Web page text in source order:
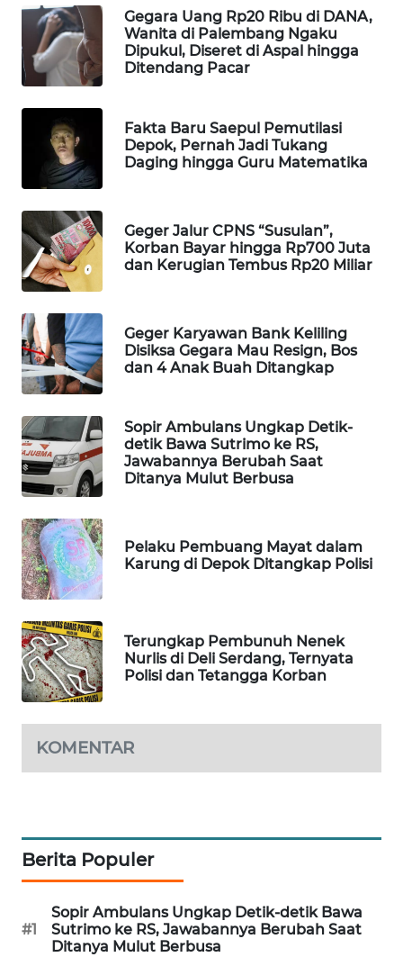
Gegara Uang Rp20 Ribu di DANA,
Wanita di Palembang Ngaku
Dipukul, Diseret di Aspal hingga
Ditendang Pacar
Fakta Baru Saepul Pemutilasi
Depok, Pernah Jadi Tukang
Daging hingga Guru Matematika
Geger Jalur CPNS “Susulan”,
Korban Bayar hingga Rp700 Juta
dan Kerugian Tembus Rp20 Miliar
Geger Karyawan Bank Keliling
Disiksa Gegara Mau Resign, Bos
dan 4 Anak Buah Ditangkap
Sopir Ambulans Ungkap Detik-
detik Bawa Sutrimo ke RS,
Jawabannya Berubah Saat
Ditanya Mulut Berbusa
Pelaku Pembuang Mayat dalam
Karung di Depok Ditangkap Polisi
Terungkap Pembunuh Nenek
Nurlis di Deli Serdang, Ternyata
Polisi dan Tetangga Korban
KOMENTAR
Berita Populer
#1
Sopir Ambulans Ungkap Detik-detik Bawa
Sutrimo ke RS, Jawabannya Berubah Saat
Ditanya Mulut Berbusa
LISTRIK
WAHANA
TRAVEL
WAHANA
TV
ID
WAHANANEWS
CO ID
WAHANANEWS
NET
WAHANA
SPORT
WAHANA
UMKM
WAHANA
SELEB
WAHANA
WAHANA
OTOMOTIF
HEALTH
WISATA
LAPAK
WAHANA